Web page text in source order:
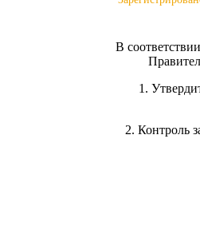
В
1.
2. Контроль